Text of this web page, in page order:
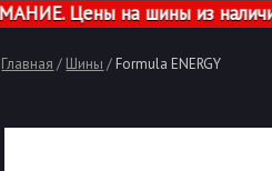
Цены на шины из наличия
Главная / Шины / Formula ENERGY